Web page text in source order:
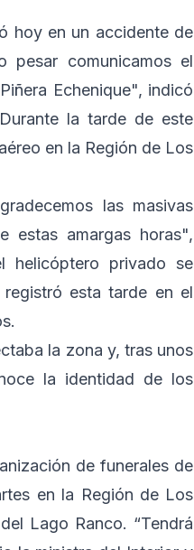
hoy en un accidente de
pesar comunicamos el
Echenique", indicó
la tarde de este
en la Región de Los
las masivas
estas amargas horas",
helicóptero privado se
esta tarde en el
la zona y, tras unos
la identidad de los
de funerales de
en la Región de Los
Lago Ranco. “Tendrá